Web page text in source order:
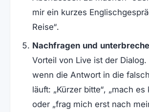
mir ein kurzes
Reise“.
Nachfragen und
Vorteil von Live ist der Dialog.
wenn die Antwort in die
läuft: „Kürzer bitte“, „mach es
oder „frag mich erst nach